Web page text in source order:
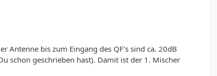
Antenne bis zum Eingang des QF's sind ca. 20dB
schon geschrieben hast). Damit ist der 1. Mischer